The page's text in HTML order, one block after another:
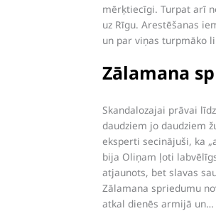
mērķtiecīgi. Turpat arī
uz Rīgu. Arestēšanas
un par viņas turpmāko
Zālamana
Skandalozajai prāvai
daudziem jo daudziem
eksperti secinājuši, ka
bija Oliņam ļoti
atjaunots, bet slavas
Zālamana spriedumu
atkal dienēs armijā un…